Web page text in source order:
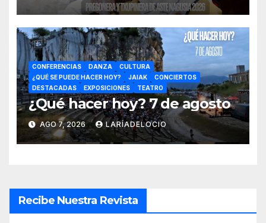
CONFERENCIAS DANZA
CULTURA
¿QUÉ SE PUEDE HACER HOY?
JAIAK
CONCIERTOS
DESTACADAS
EXPOSICIONES TEATRO
¿Qué hacer hoy? 7 de agosto
AGO 7, 2026 LARÍADELOCIO
Recibe Nuestra Revista